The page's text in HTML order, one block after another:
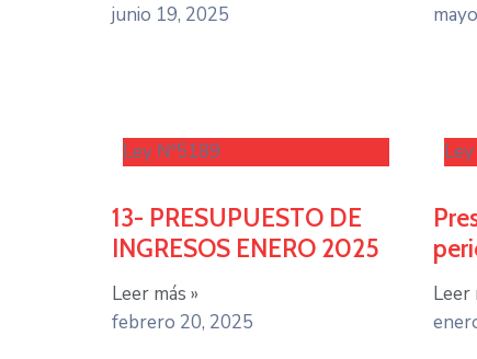
junio 19, 2025
Ley Nº5189
13- PRESUPUESTO DE
INGRESOS ENERO 2025
Leer más »
febrero 20, 2025
Leer